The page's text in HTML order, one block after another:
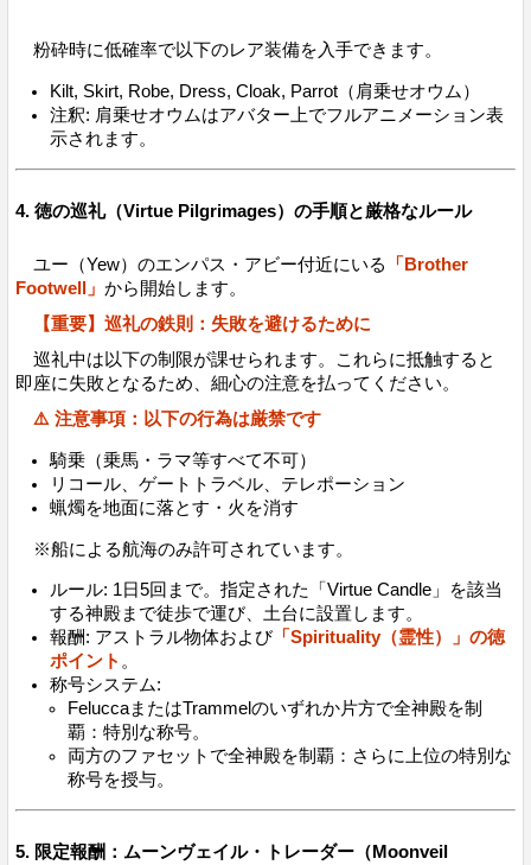
粉砕時に低確率で以下のレア装備を入手できます。
Kilt, Skirt, Robe, Dress, Cloak, Parrot（肩乗せオウム）
注釈: 肩乗せオウムはアバター上でフルアニメーション表
示されます。
4. 徳の巡礼（Virtue Pilgrimages）の手順と厳格なルール
ユー（Yew）のエンパス・アビー付近にいる
「Brother
Footwell」 から開始します。
【重要】巡礼の鉄則：失敗を避けるために
巡礼中は以下の制限が課せられます。これらに抵触すると
即座に失敗となるため、細心の注意を払ってください。
⚠️ 注意事項：以下の行為は厳禁です
騎乗（乗馬・ラマ等すべて不可）
リコール、ゲートトラベル、テレポーション
蝋燭を地面に落とす・火を消す
※船による航海のみ許可されています。
ルール: 1日5回まで。指定された「Virtue Candle」を該当
する神殿まで徒歩で運び、土台に設置します。
報酬: アストラル物体および「Spirituality（霊性）」の徳
ポイント 。
称号システム:
FeluccaまたはTrammelのいずれか片方で全神殿を制
覇：特別な称号。
両方のファセットで全神殿を制覇：さらに上位の特別な
称号を授与。
5. 限定報酬：ムーンヴェイル・トレーダー（Moonveil